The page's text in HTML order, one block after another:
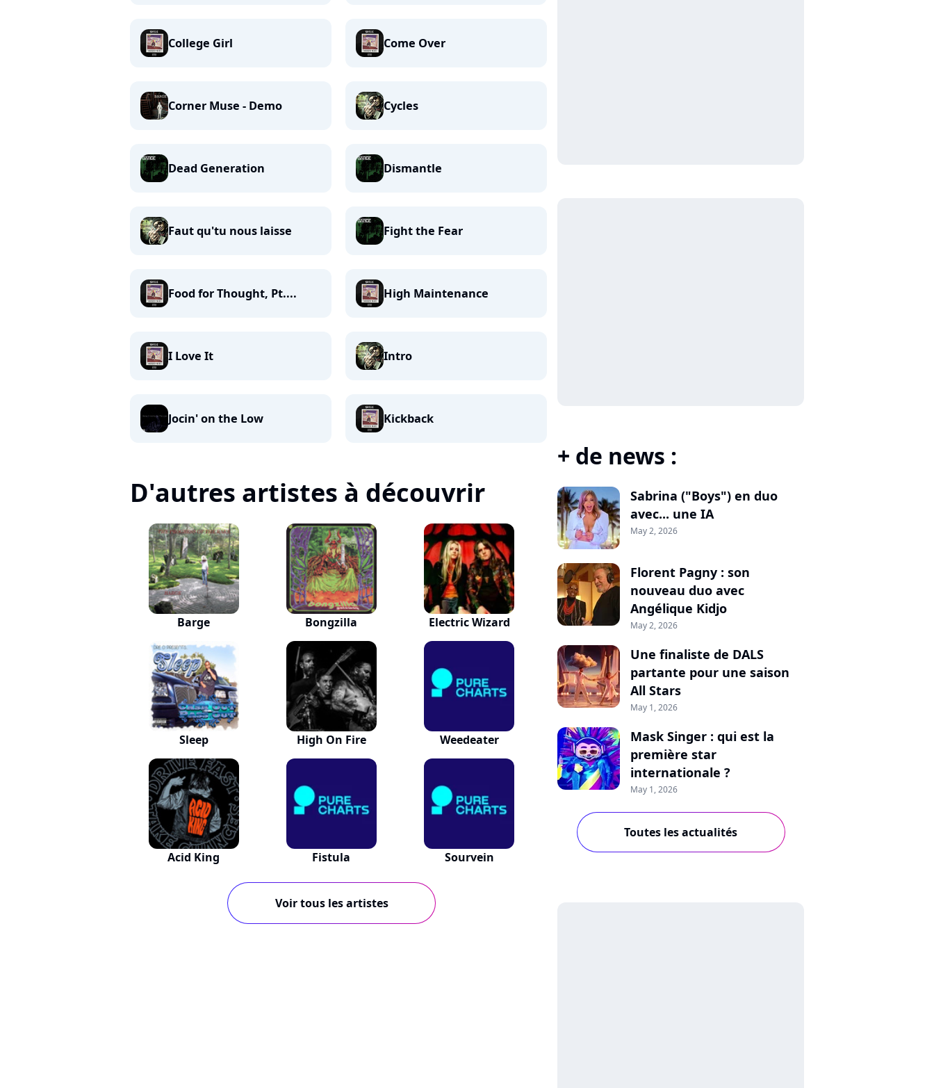
College Girl Come Over
Corner Muse - Demo Cycles
Dead Generation Dismantle
Faut qu'tu nous laisse Fight the Fear
Food for Thought, Pt.... High Maintenance
I Love It Intro
Jocin' on the Low Kickback
D'autres artistes à découvrir
Barge Bongzilla Electric Wizard
Sleep High On Fire Weedeater
Acid King Fistula Sourvein
Voir tous les artistes
+ de news :
Sabrina ("Boys") en duo
avec... une IA
May 2, 2026
Florent Pagny : son
nouveau duo avec
Angélique Kidjo
May 2, 2026
Une finaliste de DALS
partante pour une saison
All Stars
May 1, 2026
Mask Singer : qui est la
première star
internationale ?
May 1, 2026
Toutes les actualités